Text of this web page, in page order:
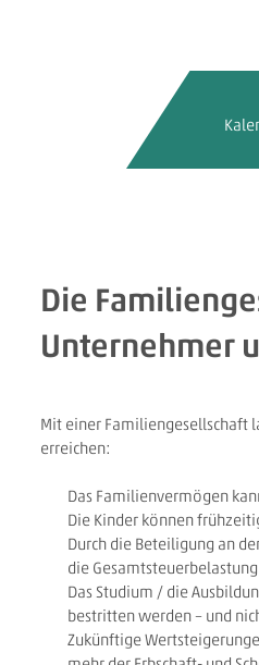
Die
Unternehmer
Mit einer Familiengesellschaft
erreichen:
Das Familienvermögen
Die Kinder können
Durch die Beteiligung an
die
Das Studium / die
bestritten werden – und
Zukünftige